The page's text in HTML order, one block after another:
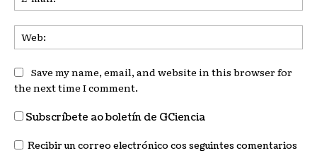
Save my name, email, and website in this browser for
the next time I comment.
Subscríbete ao boletín de GCiencia
Recibir un correo electrónico cos seguintes comentarios